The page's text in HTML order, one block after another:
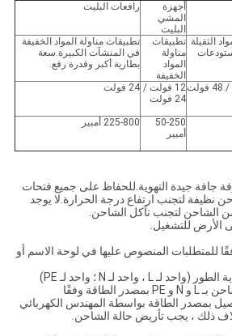
أجهزة
المشي
البليت
رافعات البليت
الثقيلة تطبيقات
مناولة
المواد
الخفيفة
تطبيقات مناولة المواد الخفيفة
في المنشآت الكبيرة.سعة
بطارية أكبر وقدرة رفع.
24 فولت / 36 فولت / 48 فولت
12 فولت /
24 فولت
24 فولت
50-250
أمبير
225-800 أمبير
جيدة التهوية.للحفاظ على جميع فتحات
نظيفة لتجنب ارتفاع درجة الحرارة.لا يوجد
الشاحن لتجنب تآكل الشاحن.
الأرض للتشغيل.
للمتطلبات المنصوص عليها في لوحة الاسم أو
لتوصيل كبلات الإدخال للشاحن بـ L و N و PE بمصدر الطاقة وفقًا
بمصدر الطاقة بواسطة المهندس الكهربائي
ذلك ، يجب تأريض حالة الشاحن.